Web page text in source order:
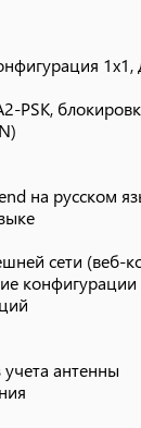
антенны
0 до +40 °С
95 % без
100-
работы
PSK,
на русском
сети (веб-
конфигурации
антенны